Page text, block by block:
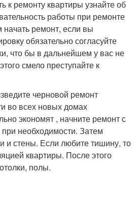
к ремонту квартиры узнайте об
работы при ремонте
ремонт, если вы
обязательно согласуйте
что бы в дальнейшем у вас не
смело преступайте к
черновой ремонт
во всех новых домах
экономят , начните ремонт с
необходимости. Затем
и стены. Если любите тишину, то
квартиры. После этого
полы.